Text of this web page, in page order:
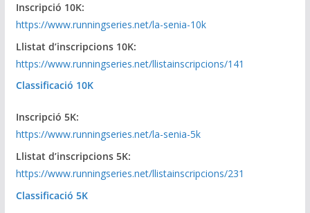
Inscripció 10K:
https://www.runningseries.net/la-senia-10k
Llistat d’inscripcions 10K:
https://www.runningseries.net/llistainscripcions/141
Classificació 10K
Inscripció 5K:
https://www.runningseries.net/la-senia-5k
Llistat d’inscripcions 5K:
https://www.runningseries.net/llistainscripcions/231
Classificació 5K